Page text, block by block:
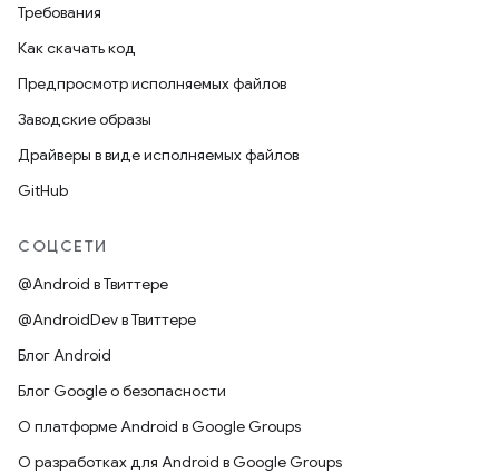
Требования
Как скачать код
Предпросмотр исполняемых файлов
Заводские образы
Драйверы в виде исполняемых файлов
GitHub
СОЦСЕТИ
@Android в Твиттере
@AndroidDev в Твиттере
Блог Android
Блог Google о безопасности
О платформе Android в Google Groups
О разработках для Android в Google Groups